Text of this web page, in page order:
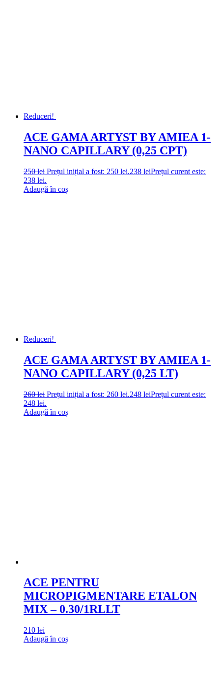
Reduceri!
ACE GAMA ARTYST BY AMIEA 1-
NANO CAPILLARY (0,25 CPT)
250lei Prețul inițial a fost: 250 lei.238 leiPrețul curent este:
238 lei.
Adaugă în coș
Reduceri!
ACE GAMA ARTYST BY AMIEA 1-
NANO CAPILLARY (0,25 LT)
260lei Prețul inițial a fost: 260 lei.248 leiPrețul curent este:
248 lei.
Adaugă în coș
ACE PENTRU
MICROPIGMENTARE ETALON
MIX – 0.30/1RLLT
210 lei
Adaugă în coș